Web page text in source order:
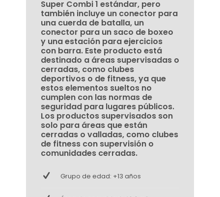
Super Combi 1 estándar, pero
también incluye un conector para
una cuerda de batalla, un
conector para un saco de boxeo
y una estación para ejercicios
con barra. Este producto está
destinado a áreas supervisadas o
cerradas, como clubes
deportivos o de fitness, ya que
estos elementos sueltos no
cumplen con las normas de
seguridad para lugares públicos.
Los productos supervisados son
solo para áreas que están
cerradas o valladas, como clubes
de fitness con supervisión o
comunidades cerradas.
Grupo de edad: +13 años